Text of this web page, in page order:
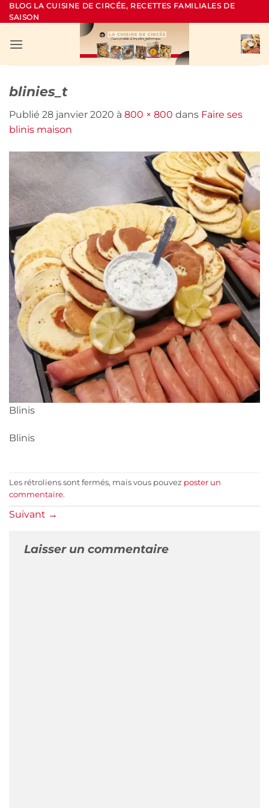
Passer
au
BLOG LA CUISINE DE CIRCÉE, RECETTES FAMILIALES DE
SAISON
blinies_t
Publié 28 janvier 2020 à 800 × 800 dans Faire ses
blinis maison
Blinis
Blinis
Les rétroliens sont fermés, mais vous pouvez poster un
commentaire.
Suivant →
Laisser un commentaire